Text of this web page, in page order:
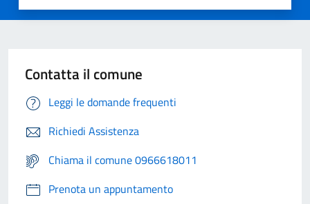
Contatta il comune
Leggi le domande frequenti
Richiedi Assistenza
Chiama il comune 0966618011
Prenota un appuntamento